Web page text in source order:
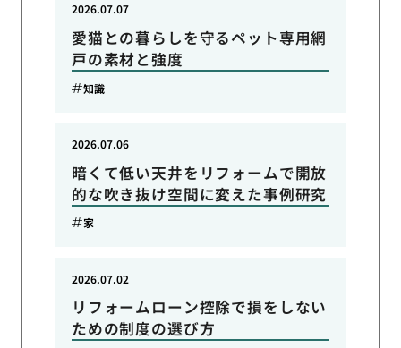
愛猫との暮らしを守るペット専用網
戸の素材と強度
2026.07.07
知識
暗くて低い天井をリフォームで開放
的な吹き抜け空間に変えた事例研究
2026.07.06
家
リフォームローン控除で損をしない
ための制度の選び方
2026.07.02